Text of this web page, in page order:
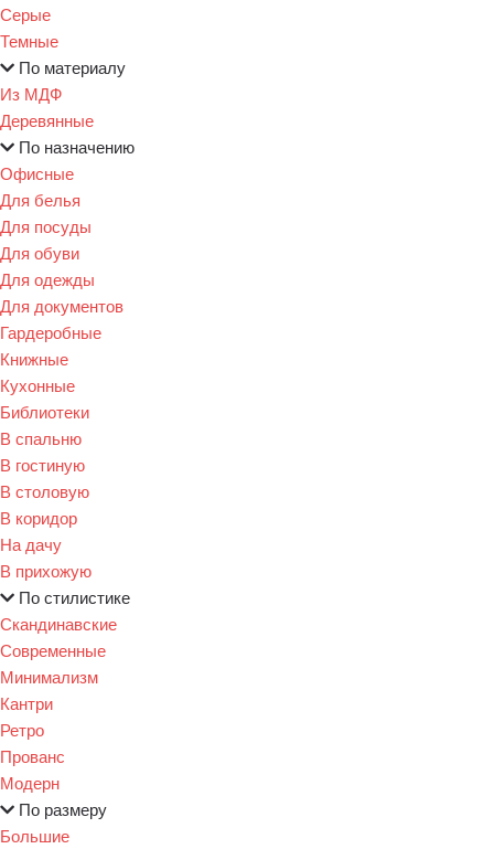
Серые
Темные
По материалу
Из МДФ
Деревянные
По назначению
Офисные
Для белья
Для посуды
Для обуви
Для одежды
Для документов
Гардеробные
Книжные
Кухонные
Библиотеки
В спальню
В гостиную
В столовую
В коридор
На дачу
В прихожую
По стилистике
Скандинавские
Современные
Минимализм
Кантри
Ретро
Прованс
Модерн
По размеру
Большие